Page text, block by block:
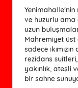
Yenimahalle'nin
ve huzurlu ama
uzun
Mahremiyet
sadece ikimizin
rezidans
yakınlık, ateşli
bir sahne